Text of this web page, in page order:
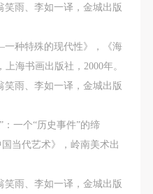
雨、李如一译，金城出版
种特殊的现代性》，《海
海书画出版社，2000年。
雨、李如一译，金城出版
一个“历史事件”的缔
当代艺术》，岭南美术出
雨、李如一译，金城出版